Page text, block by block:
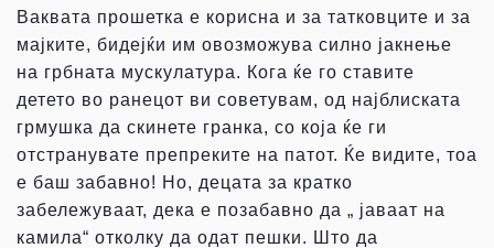
Ваквата прошетка е корисна и за татковците и за
мајките, бидејќи им овозможува силно јакнење
на грбната мускулатура. Кога ќе го ставите
детето во ранецот ви советувам, од најблиската
грмушка да скинете гранка, со која ќе ги
отстранувате препреките на патот. Ќе видите, тоа
е баш забавно! Но, децата за кратко
забележуваат, дека е позабавно да „ јаваат на
камила“ отколку да одат пешки. Што да